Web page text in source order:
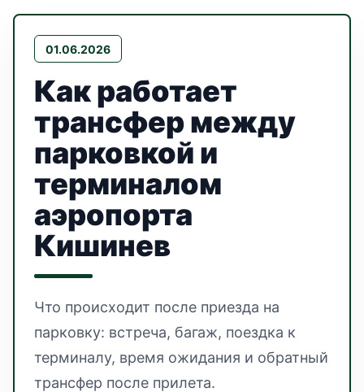
01.06.2026
Как работает
трансфер между
парковкой и
терминалом
аэропорта
Кишинев
Что происходит после приезда на
парковку: встреча, багаж, поездка к
терминалу, время ожидания и обратный
трансфер после прилета.